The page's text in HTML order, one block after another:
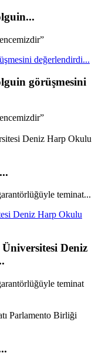
değerlendirdi...
görüşmesini
teminat...
Deniz Harp Okulu
Deniz
teminat